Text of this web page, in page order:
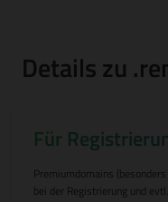
Details zu
Für
Premiumdomains
bei der Registrierung und